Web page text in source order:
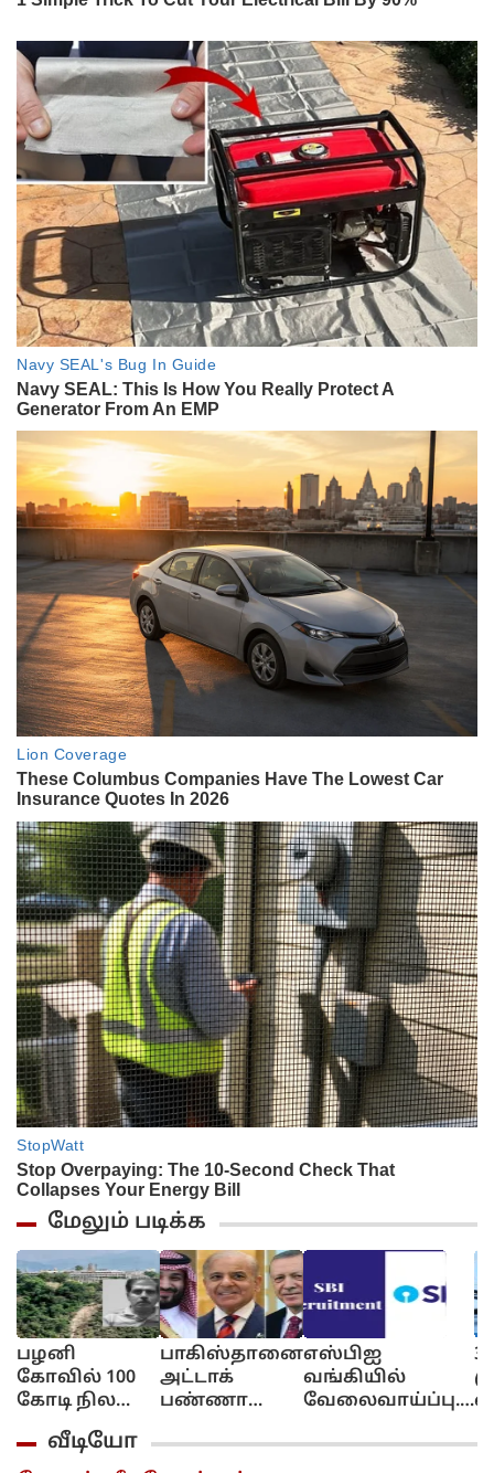
மேலும் படிக்க
பழனி
கோவில் 100
கோடி நில
மோசடி!..
கைதான
பாகிஸ்தானை
அட்டாக்
பண்ணா
வருவோம்!..
எஸ்பிஐ
வங்கியில்
வேலைவாய்ப்பு..
ரூ.64,480 வரை...
3
வீடியோ